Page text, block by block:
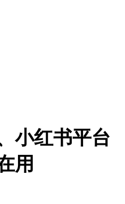
小红书平台
用